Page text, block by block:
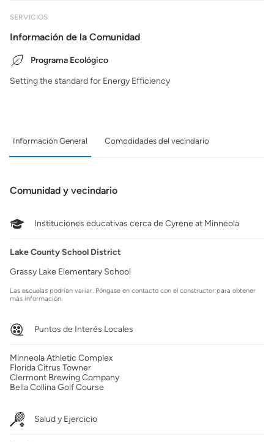
SERVICIOS
Información de la Comunidad
Programa Ecológico
Setting the standard for Energy Efficiency
Información General Comodidades del vecindario
Comunidad y vecindario
Instituciones educativas cerca de Cyrene at Minneola
Lake County School District
Grassy Lake Elementary School
Las escuelas podrían variar. Póngase en contacto con el constructor para obtener
más información.
Puntos de Interés Locales
Minneola Athletic Complex
Florida Citrus Towner
Clermont Brewing Company
Bella Collina Golf Course
Salud y Ejercicio